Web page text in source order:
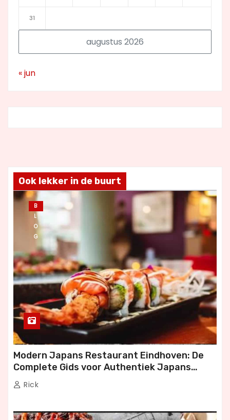
augustus 2026
31
« jun
Ook lekker in de buurt
B
L
O
G
Modern Japans Restaurant Eindhoven: De
Complete Gids voor Authentiek Japans
Dineren
Rick